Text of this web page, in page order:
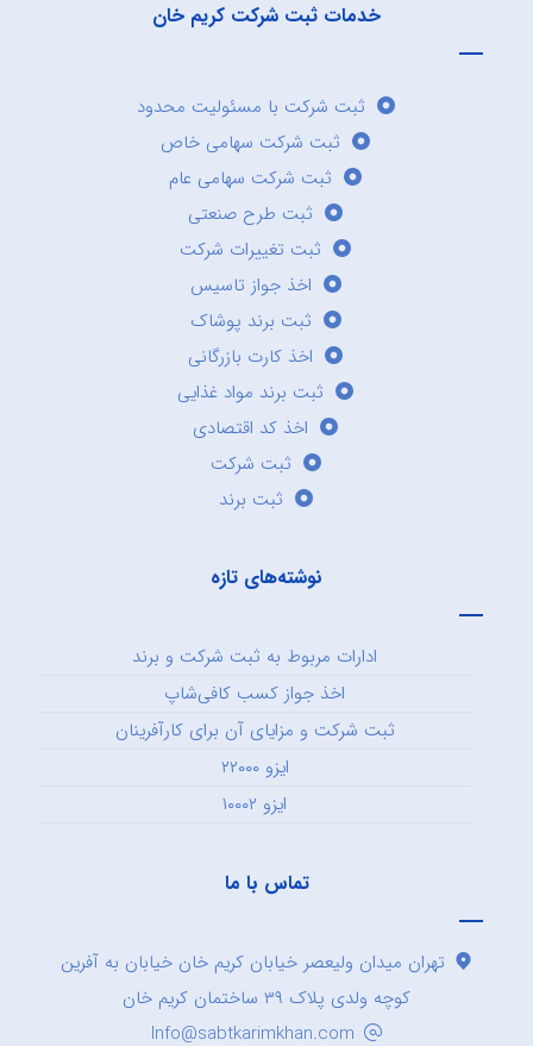
خدمات ثبت شرکت کریم خان
ثبت شرکت با مسئولیت محدود
ثبت شرکت سهامی خاص
ثبت شرکت سهامی عام
ثبت طرح صنعتی
ثبت تغییرات شرکت
اخذ جواز تاسیس
ثبت برند پوشاک
اخذ کارت بازرگانی
ثبت برند مواد غذایی
اخذ کد اقتصادی
ثبت شرکت
ثبت برند
نوشته‌های تازه
ادارات مربوط به ثبت شرکت و برند
اخذ جواز کسب کافی‌شاپ
ثبت شرکت و مزایای آن برای کارآفرینان
ایزو ۲۲۰۰۰
ایزو ۱۰۰۰۲
تماس با ما
تهران میدان ولیعصر خیابان کریم خان خیابان به آفرین
کوچه ولدی پلاک ۳۹ ساختمان کریم خان
Info@sabtkarimkhan.com